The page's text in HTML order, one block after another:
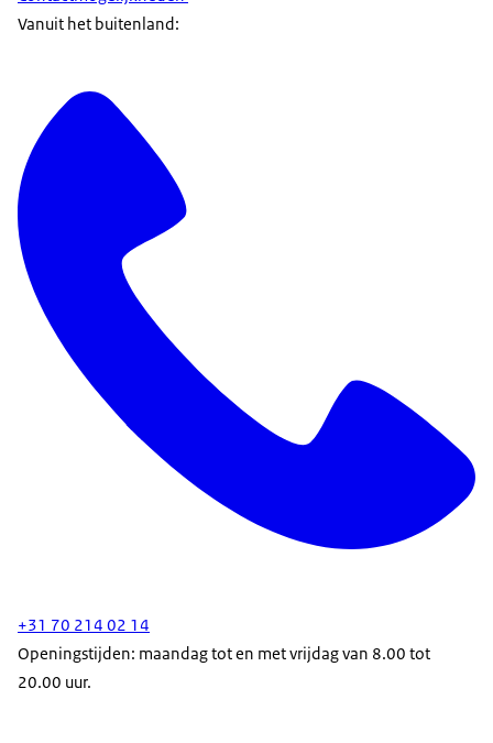
Vanuit het buitenland:
+31 70 214 02 14
Openingstijden: maandag tot en met vrijdag van 8.00 tot
20.00 uur.